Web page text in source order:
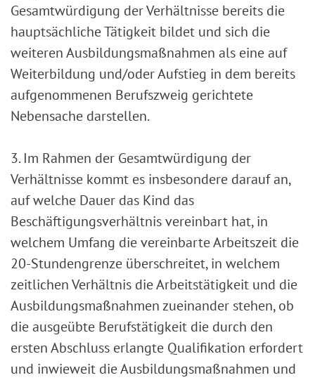
Gesamtwürdigung der Verhältnisse bereits die
hauptsächliche Tätigkeit bildet und sich die
weiteren Ausbildungsmaßnahmen als eine auf
Weiterbildung und/oder Aufstieg in dem bereits
aufgenommenen Berufszweig gerichtete
Nebensache darstellen.
3. Im Rahmen der Gesamtwürdigung der
Verhältnisse kommt es insbesondere darauf an,
auf welche Dauer das Kind das
Beschäftigungsverhältnis vereinbart hat, in
welchem Umfang die vereinbarte Arbeitszeit die
20-Stundengrenze überschreitet, in welchem
zeitlichen Verhältnis die Arbeitstätigkeit und die
Ausbildungsmaßnahmen zueinander stehen, ob
die ausgeübte Berufstätigkeit die durch den
ersten Abschluss erlangte Qualifikation erfordert
und inwieweit die Ausbildungsmaßnahmen und